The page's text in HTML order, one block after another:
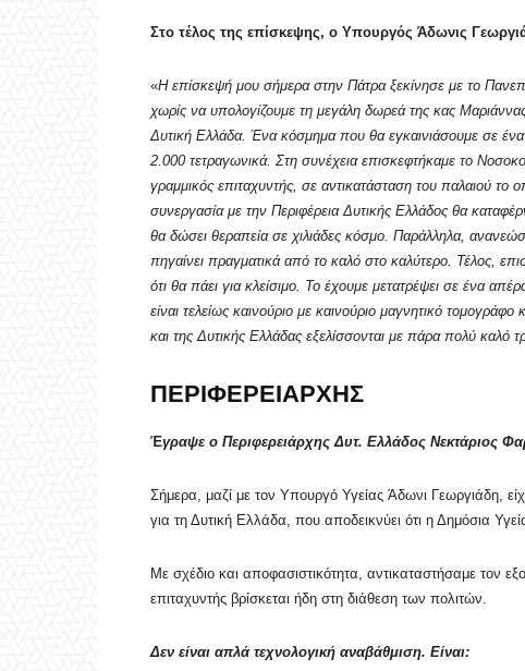
Στο τέλος της επίσκεψης, ο Υπουργός Άδωνις
«Η επίσκεψή μου σήμερα στην Πάτρα ξεκίνησε με το
χωρίς να υπολογίζουμε τη μεγάλη δωρεά της κας
Δυτική Ελλάδα. Ένα κόσμημα που θα εγκαινιάσουμε σε
2.000 τετραγωνικά. Στη συνέχεια επισκεφτήκαμε το
γραμμικός επιταχυντής, σε αντικατάσταση του παλαιού
συνεργασία με την Περιφέρεια Δυτικής Ελλάδος θα
θα δώσει θεραπεία σε χιλιάδες κόσμο. Παράλληλα,
πηγαίνει πραγματικά από το καλό στο καλύτερο. Τέλος,
ότι θα πάει για κλείσιμο. Το έχουμε μετατρέψει σε ένα
είναι τελείως καινούριο με καινούριο μαγνητικό
και της Δυτικής Ελλάδας εξελίσσονται με πάρα πολύ καλό
ΠΕΡΙΦΕΡΕΙΑΡΧΗΣ
Έγραψε ο Περιφερειάρχης Δυτ. Ελλάδος Νεκτάριος
Σήμερα, μαζί με τον Υπουργό Υγείας Άδωνι Γεωργιάδη,
για τη Δυτική Ελλάδα, που αποδεικνύει ότι η Δημόσια
Με σχέδιο και αποφασιστικότητα, αντικαταστήσαμε τον
επιταχυντής βρίσκεται ήδη στη διάθεση των πολιτών.
Δεν είναι απλά τεχνολογική αναβάθμιση. Είναι: